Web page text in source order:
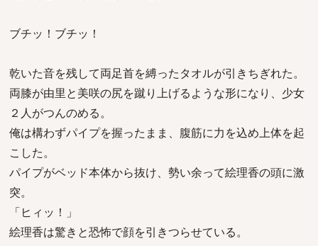
ブチッ！ブチッ！
乾いた音を残して両足首を縛ったタオルが引きちぎれた。
両膝が由里と美咲の尻を蹴り上げるような形になり、少女
２人がつんのめる。
俺は構わずパイプを握ったまま、腹筋に力を込め上体を起
こした。
パイプがベッド本体から抜け、勢い余って絵理香の頭に激
突。
「ヒィッ！」
絵理香は驚きと恐怖で顔を引きつらせている。